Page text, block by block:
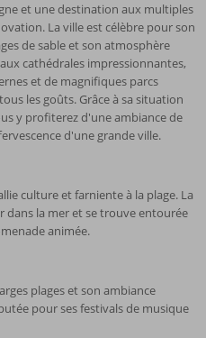
et une destination aux multiples
La ville est célèbre pour son
de sable et son atmosphère
cathédrales impressionnantes,
et de magnifiques parcs
les goûts. Grâce à sa situation
y profiterez d'une ambiance de
d'une grande ville.
culture et farniente à la plage. La
dans la mer et se trouve entourée
animée.
plages et son ambiance
pour ses festivals de musique